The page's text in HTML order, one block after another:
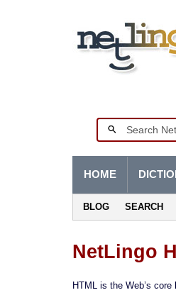
HOME
BLOG SEARCH
NetLingo
HTML is the Web’s